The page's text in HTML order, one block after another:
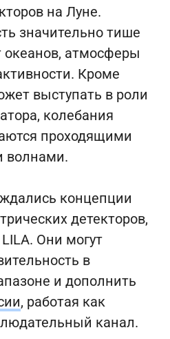
на Луне.
значительно тише
океанов, атмосферы
Кроме
выступать в роли
колебания
проходящими
волнами.
концепции
детекторов,
Они могут
в
и дополнить
, работая как
канал.